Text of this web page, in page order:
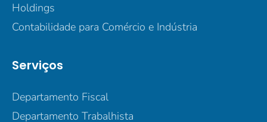
Holdings
Contabilidade para Comércio e Indústria
Serviços
Departamento Fiscal
Departamento Trabalhista